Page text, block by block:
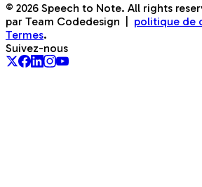
© 2026 Speech to Note. All rights
par Team Codedesign
politique de
Termes.
Suivez-nous